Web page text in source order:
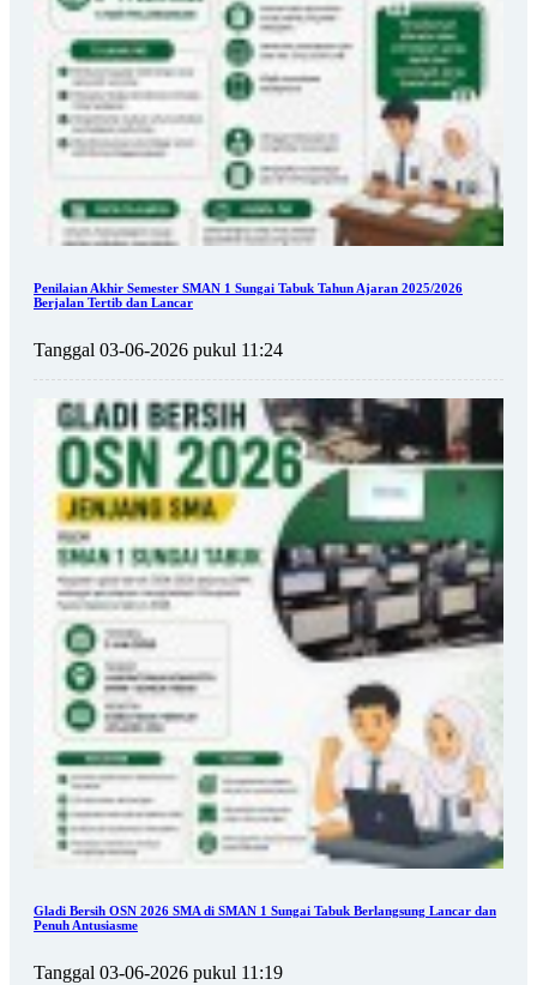
Penilaian Akhir Semester SMAN 1 Sungai Tabuk Tahun Ajaran 2025/2026
Berjalan Tertib dan Lancar
Tanggal 03-06-2026 pukul 11:24
Gladi Bersih OSN 2026 SMA di SMAN 1 Sungai Tabuk Berlangsung Lancar dan
Penuh Antusiasme
Tanggal 03-06-2026 pukul 11:19